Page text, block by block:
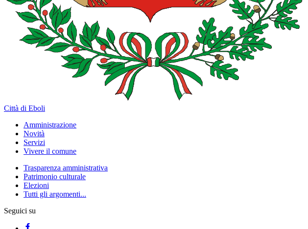
Città di Eboli
Amministrazione
Novità
Servizi
Vivere il comune
Trasparenza amministrativa
Patrimonio culturale
Elezioni
Tutti gli argomenti...
Seguici su